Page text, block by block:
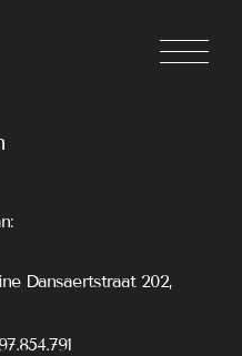
Dansaertstraat 202,